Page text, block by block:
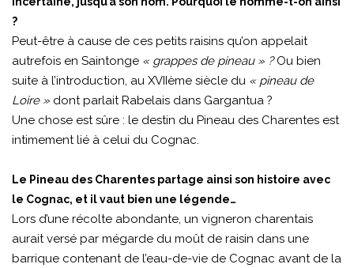
?
Peut-être à cause de ces petits raisins qu’on appelait
autrefois en Saintonge « grappes de pineau » ?Ou bien
suite à l’introduction, au XVIIème siècle du « pineau de
Loire » dont parlait Rabelais dans Gargantua ?
Une chose est sûre : le destin du Pineau des Charentes est
intimement lié à celui du Cognac.
Le Pineau des Charentes partage ainsi son histoire avec
le Cognac, et il vaut bien une légende…
Lors d’une récolte abondante, un vigneron charentais
aurait versé par mégarde du moût de raisin dans une
barrique contenant de l’eau-de-vie de Cognac avant de la